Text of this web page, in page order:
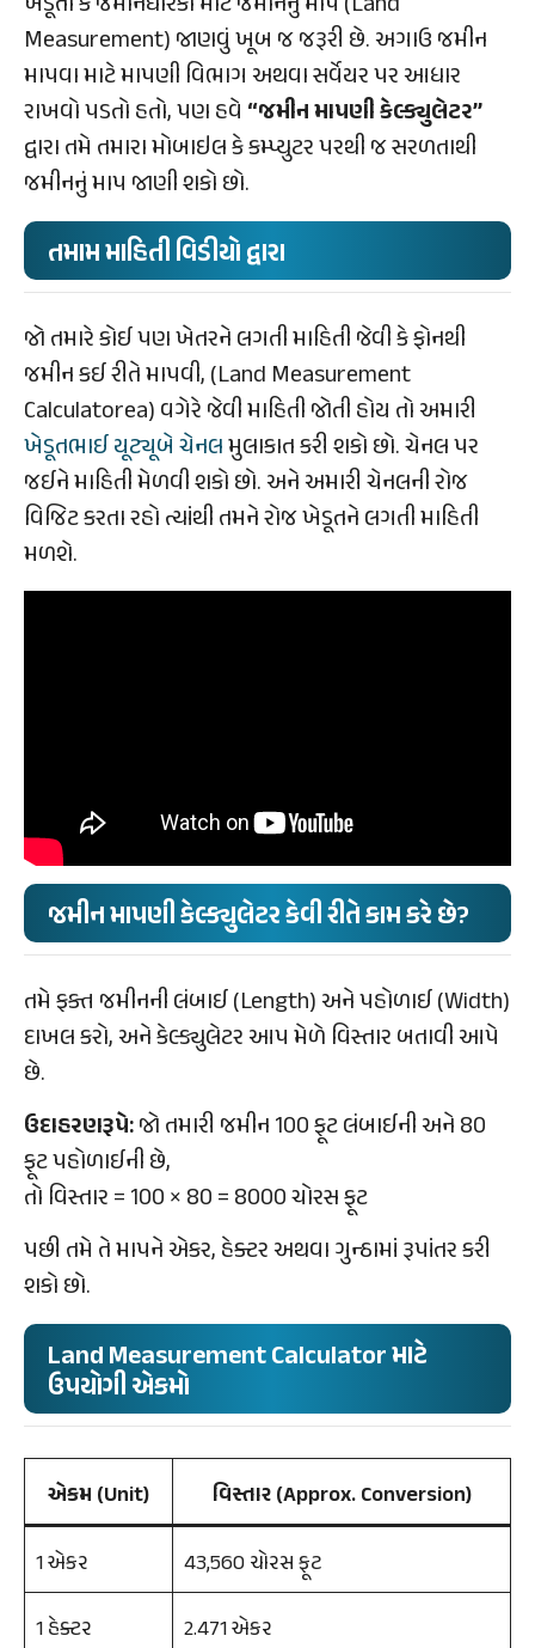
Measurement) જાણવું ખૂબ જ જરૂરી છે. અગાઉ જમીન
માપવા માટે માપણી વિભાગ અથવા સર્વેયર પર આધાર
રાખવો પડતો હતો, પણ હવે “જમીન માપણી કેલ્ક્યુલેટર”
દ્વારા તમે તમારા મોબાઇલ કે કમ્પ્યુટર પરથી જ સરળતાથી
જમીનનું માપ જાણી શકો છો.
તમામ માહિતી વિડીયો દ્વારા
જો તમારે કોઈ પણ ખેતરને લગતી માહિતી જેવી કે ફોનથી
જમીન કઈ રીતે માપવી, (Land Measurement
Calculatorea) વગેરે જેવી માહિતી જોતી હોય તો અમારી
ખેડૂતભાઈ યૂટ્યૂબે ચેનલમુલાકાત કરી શકો છો. ચેનલ પર
જઈને માહિતી મેળવી શકો છો. અને અમારી ચેનલની રોજ
વિજિટ કરતા રહો ત્યાંથી તમને રોજ ખેડૂતને લગતી માહિતી
મળશે.
જમીન માપણી કેલ્ક્યુલેટર કેવી રીતે કામ કરે છે?
તમે ફક્ત જમીનની લંબાઈ (Length) અને પહોળાઈ (Width)
દાખલ કરો, અને કેલ્ક્યુલેટર આપ મેળે વિસ્તાર બતાવી આપે
છે.
ઉદાહરણરૂપે:જો તમારી જમીન 100 ફૂટ લંબાઈની અને 80
ફૂટ પહોળાઈની છે,
તો વિસ્તાર = 100 × 80 = 8000 ચોરસ ફૂટ
પછી તમે તે માપને એકર, હેક્ટર અથવા ગુન્ઠામાં રૂપાંતર કરી
શકો છો.
Land Measurement Calculator માટે
ઉપયોગી એકમો
એકમ (Unit) વિસ્તાર (Approx. Conversion)
1 એકર
43,560 ચોરસ ફૂટ
1 હેક્ટર
2.471 એકર